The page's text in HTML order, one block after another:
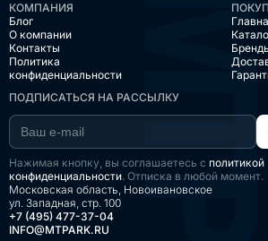
КОМПАНИЯ
Блог
О компании
Контакты
Политика
конфиденциальности
ПОДПИСАТЬСЯ НА РАССЫЛКУ
Нажимая кнопку, вы соглашаетесь с политикой
конфиденциальности. Отписка в любой момент.
Московская область, Новоивановское
ул. Западная, стр. 100
+7 (495) 477-37-04
INFO@MTPARK.RU